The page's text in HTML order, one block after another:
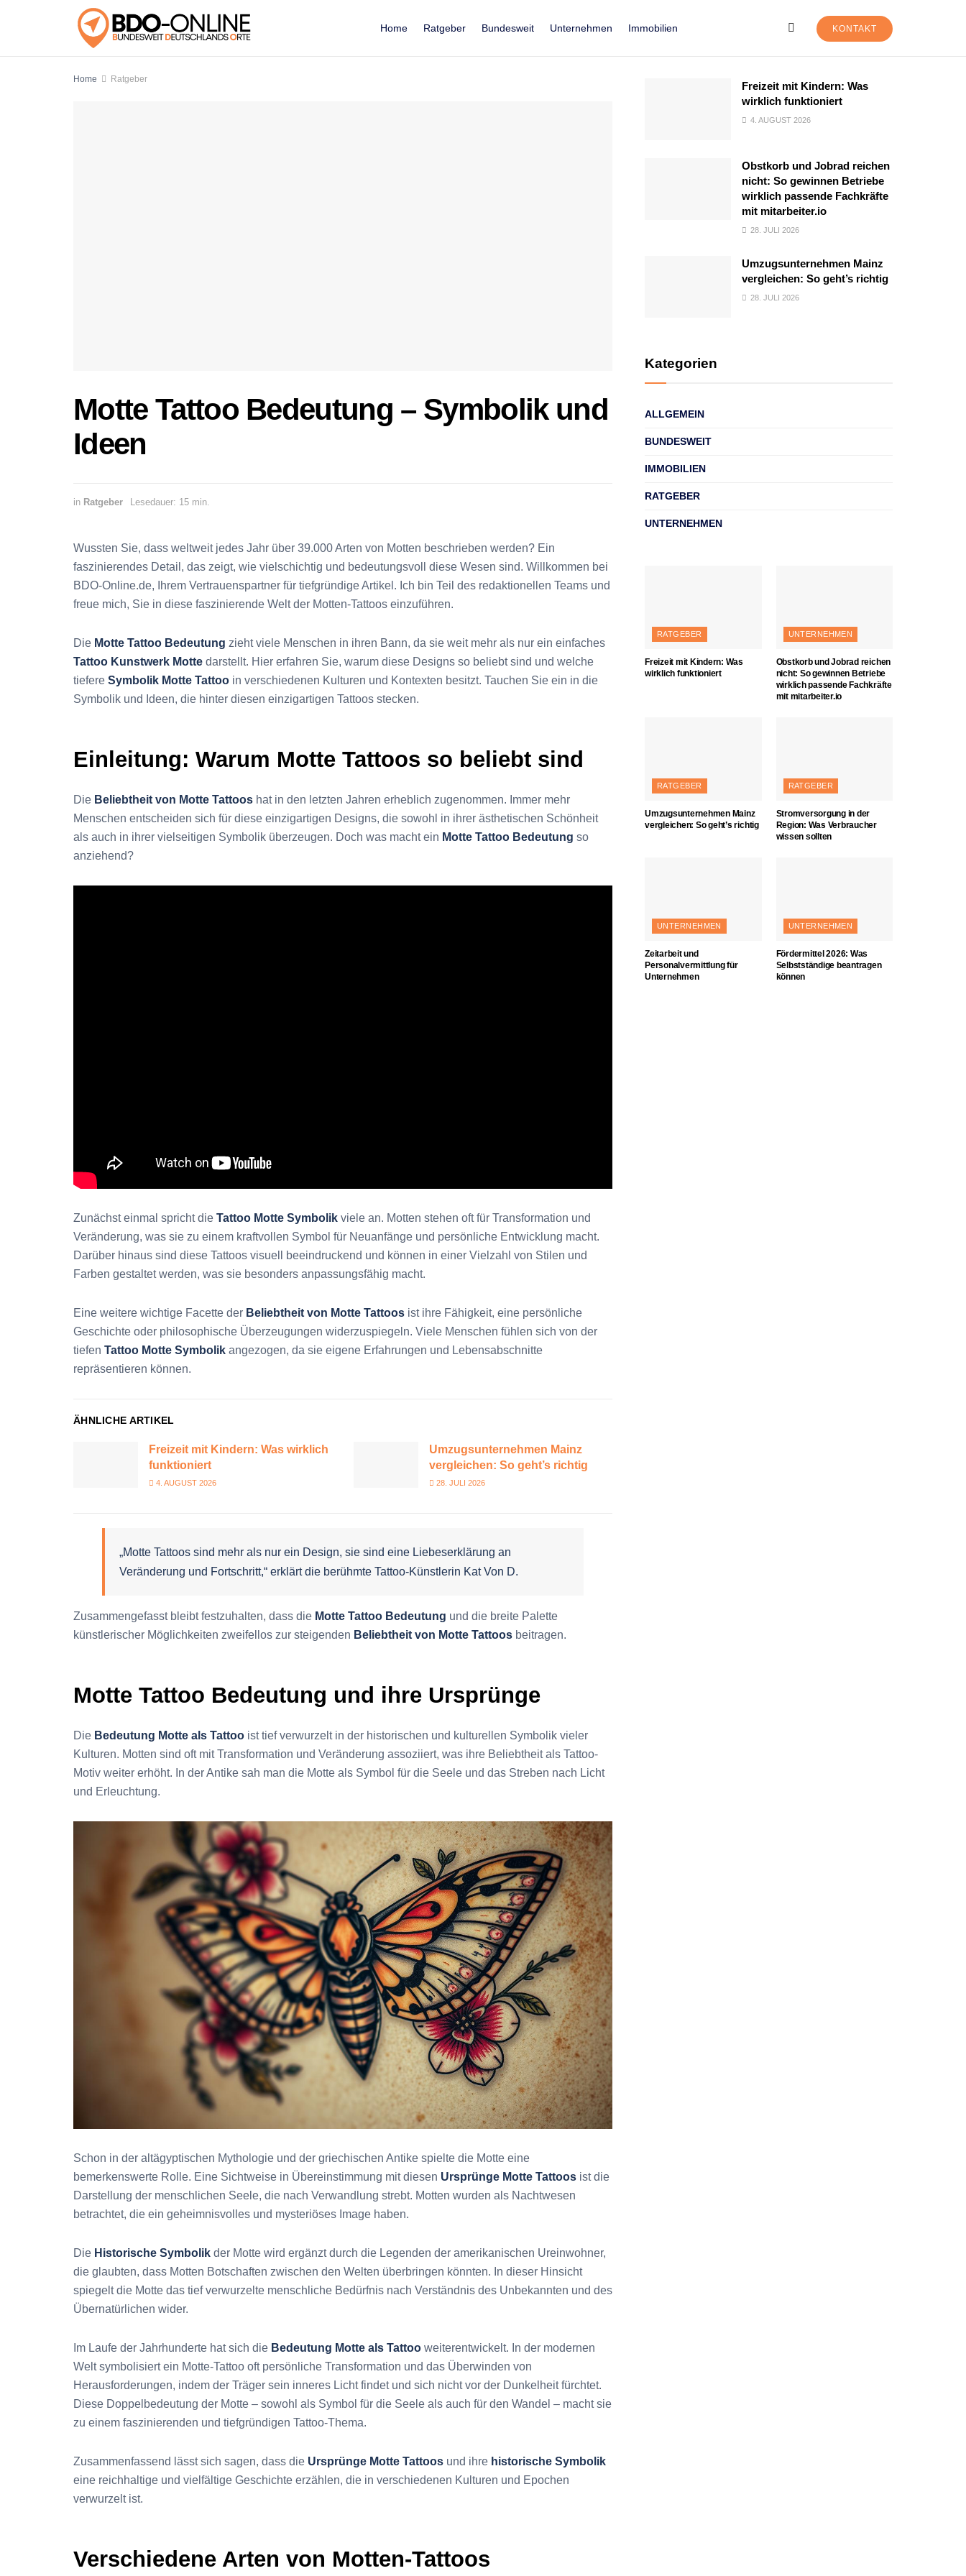
Home Ratgeber Bundesweit Unternehmen Immobilien KONTAKT
Home Ratgeber
Motte Tattoo Bedeutung – Symbolik und
Ideen
in Ratgeber Lesedauer: 15 min.
Wussten Sie, dass weltweit jedes Jahr über 39.000 Arten von Motten beschrieben werden? Ein
faszinierendes Detail, das zeigt, wie vielschichtig und bedeutungsvoll diese Wesen sind. Willkommen bei
BDO-Online.de, Ihrem Vertrauenspartner für tiefgründige Artikel. Ich bin Teil des redaktionellen Teams und
freue mich, Sie in diese faszinierende Welt der Motten-Tattoos einzuführen.
Die Motte Tattoo Bedeutung zieht viele Menschen in ihren Bann, da sie weit mehr als nur ein einfaches
Tattoo Kunstwerk Motte darstellt. Hier erfahren Sie, warum diese Designs so beliebt sind und welche
tiefere Symbolik Motte Tattoo in verschiedenen Kulturen und Kontexten besitzt. Tauchen Sie ein in die
Symbolik und Ideen, die hinter diesen einzigartigen Tattoos stecken.
Einleitung: Warum Motte Tattoos so beliebt sind
Die Beliebtheit von Motte Tattoos hat in den letzten Jahren erheblich zugenommen. Immer mehr
Menschen entscheiden sich für diese einzigartigen Designs, die sowohl in ihrer ästhetischen Schönheit
als auch in ihrer vielseitigen Symbolik überzeugen. Doch was macht ein Motte Tattoo Bedeutung so
anziehend?
Zunächst einmal spricht die Tattoo Motte Symbolik viele an. Motten stehen oft für Transformation und
Veränderung, was sie zu einem kraftvollen Symbol für Neuanfänge und persönliche Entwicklung macht.
Darüber hinaus sind diese Tattoos visuell beeindruckend und können in einer Vielzahl von Stilen und
Farben gestaltet werden, was sie besonders anpassungsfähig macht.
Eine weitere wichtige Facette der Beliebtheit von Motte Tattoos ist ihre Fähigkeit, eine persönliche
Geschichte oder philosophische Überzeugungen widerzuspiegeln. Viele Menschen fühlen sich von der
tiefen Tattoo Motte Symbolik angezogen, da sie eigene Erfahrungen und Lebensabschnitte
repräsentieren können.
ÄHNLICHE ARTIKEL
Freizeit mit Kindern: Was wirklich
funktioniert
4. AUGUST 2026
Umzugsunternehmen Mainz
vergleichen: So geht’s richtig
28. JULI 2026
„Motte Tattoos sind mehr als nur ein Design, sie sind eine Liebeserklärung an
Veränderung und Fortschritt,“ erklärt die berühmte Tattoo-Künstlerin Kat Von D.
Zusammengefasst bleibt festzuhalten, dass die Motte Tattoo Bedeutung und die breite Palette
künstlerischer Möglichkeiten zweifellos zur steigenden Beliebtheit von Motte Tattoos beitragen.
Motte Tattoo Bedeutung und ihre Ursprünge
Die Bedeutung Motte als Tattoo ist tief verwurzelt in der historischen und kulturellen Symbolik vieler
Kulturen. Motten sind oft mit Transformation und Veränderung assoziiert, was ihre Beliebtheit als Tattoo-
Motiv weiter erhöht. In der Antike sah man die Motte als Symbol für die Seele und das Streben nach Licht
und Erleuchtung.
Schon in der altägyptischen Mythologie und der griechischen Antike spielte die Motte eine
bemerkenswerte Rolle. Eine Sichtweise in Übereinstimmung mit diesen Ursprünge Motte Tattoos ist die
Darstellung der menschlichen Seele, die nach Verwandlung strebt. Motten wurden als Nachtwesen
betrachtet, die ein geheimnisvolles und mysteriöses Image haben.
Die Historische Symbolik der Motte wird ergänzt durch die Legenden der amerikanischen Ureinwohner,
die glaubten, dass Motten Botschaften zwischen den Welten überbringen könnten. In dieser Hinsicht
spiegelt die Motte das tief verwurzelte menschliche Bedürfnis nach Verständnis des Unbekannten und des
Übernatürlichen wider.
Im Laufe der Jahrhunderte hat sich die Bedeutung Motte als Tattoo weiterentwickelt. In der modernen
Welt symbolisiert ein Motte-Tattoo oft persönliche Transformation und das Überwinden von
Herausforderungen, indem der Träger sein inneres Licht findet und sich nicht vor der Dunkelheit fürchtet.
Diese Doppelbedeutung der Motte – sowohl als Symbol für die Seele als auch für den Wandel – macht sie
zu einem faszinierenden und tiefgründigen Tattoo-Thema.
Zusammenfassend lässt sich sagen, dass die Ursprünge Motte Tattoos und ihre historische Symbolik
eine reichhaltige und vielfältige Geschichte erzählen, die in verschiedenen Kulturen und Epochen
verwurzelt ist.
Verschiedene Arten von Motten-Tattoos
Freizeit mit Kindern: Was
wirklich funktioniert
4. AUGUST 2026
Obstkorb und Jobrad reichen
nicht: So gewinnen Betriebe
wirklich passende Fachkräfte
mit mitarbeiter.io
28. JULI 2026
Umzugsunternehmen Mainz
vergleichen: So geht’s richtig
28. JULI 2026
Kategorien
ALLGEMEIN
BUNDESWEIT
IMMOBILIEN
RATGEBER
UNTERNEHMEN
RATGEBER
Freizeit mit Kindern: Was
wirklich funktioniert
UNTERNEHMEN
Obstkorb und Jobrad reichen
nicht: So gewinnen Betriebe
wirklich passende Fachkräfte
mit mitarbeiter.io
RATGEBER
Umzugsunternehmen Mainz
vergleichen: So geht’s richtig
RATGEBER
Stromversorgung in der
Region: Was Verbraucher
wissen sollten
UNTERNEHMEN
Zeitarbeit und
Personalvermittlung für
Unternehmen
UNTERNEHMEN
Fördermittel 2026: Was
Selbstständige beantragen
können